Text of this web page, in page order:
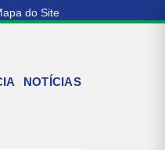
do Site
NOTÍCIAS